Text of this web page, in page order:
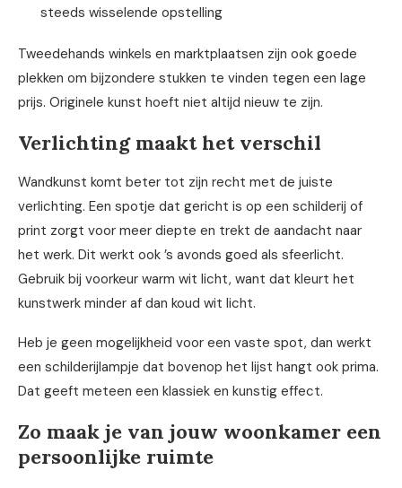
steeds wisselende opstelling
Tweedehands winkels en marktplaatsen zijn ook goede
plekken om bijzondere stukken te vinden tegen een lage
prijs. Originele kunst hoeft niet altijd nieuw te zijn.
Verlichting maakt het verschil
Wandkunst komt beter tot zijn recht met de juiste
verlichting. Een spotje dat gericht is op een schilderij of
print zorgt voor meer diepte en trekt de aandacht naar
het werk. Dit werkt ook ’s avonds goed als sfeerlicht.
Gebruik bij voorkeur warm wit licht, want dat kleurt het
kunstwerk minder af dan koud wit licht.
Heb je geen mogelijkheid voor een vaste spot, dan werkt
een schilderijlampje dat bovenop het lijst hangt ook prima.
Dat geeft meteen een klassiek en kunstig effect.
Zo maak je van jouw woonkamer een
persoonlijke ruimte